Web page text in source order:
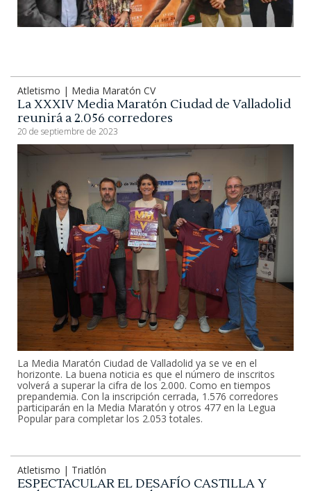
Atletismo | Media Maratón CV
La XXXIV Media Maratón Ciudad de Valladolid
reunirá a 2.056 corredores
20 de septiembre de 2023
La Media Maratón Ciudad de Valladolid ya se ve en el
horizonte. La buena noticia es que el número de inscritos
volverá a superar la cifra de los 2.000. Como en tiempos
prepandemia. Con la inscripción cerrada, 1.576 corredores
participarán en la Media Maratón y otros 477 en la Legua
Popular para completar los 2.053 totales.
Atletismo | Triatlón
ESPECTACULAR EL DESAFÍO CASTILLA Y